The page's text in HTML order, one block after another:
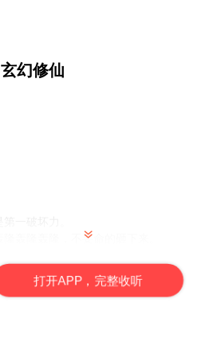
幻修仙
轰隆轰隆，不要命的砸下来。
打开APP，完整收听